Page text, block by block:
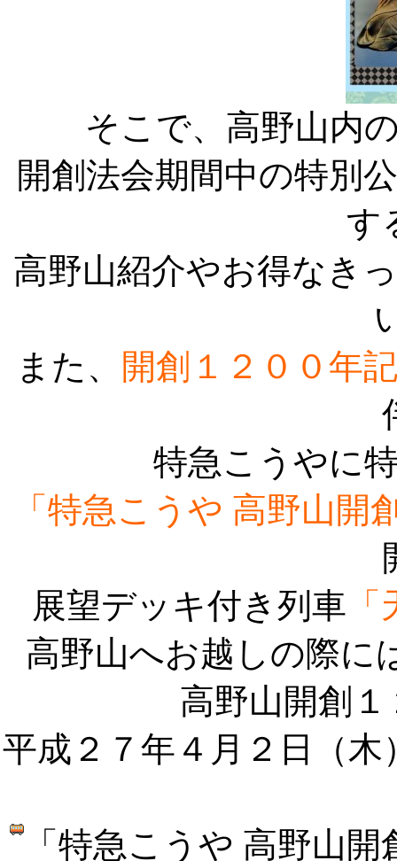
そこで、高野山内
開創法会期間中の特別
す
高野山紹介やお得なき
また、
開創１２００年
特急こうやに
「特急こうや 高野山開
展望デッキ付き列車
高野山へお越しの際に
高野山開創
平成２７年４月２日（
「特急こうや 高野山